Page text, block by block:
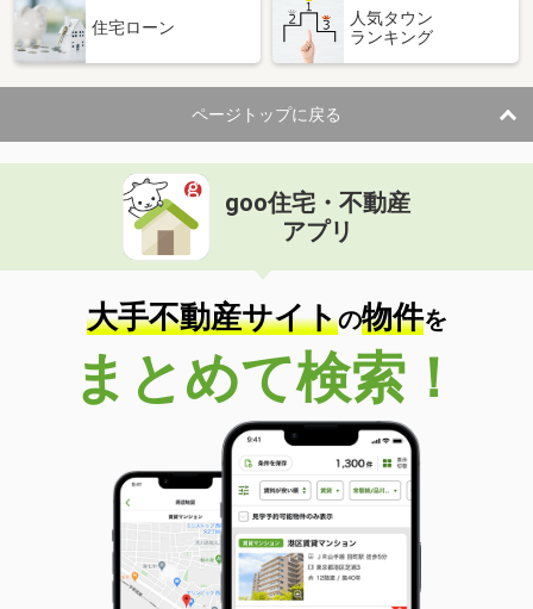
住宅ローン
人気タウン
ランキング
ページトップに戻る
goo住宅・不動産
アプリ
大手不動産サイトの物件を
まとめて検索！